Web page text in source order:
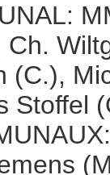
(C.),
Stoffel